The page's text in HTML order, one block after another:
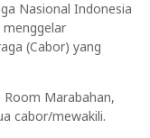
Nasional Indonesia
(Cabor) yang
Room Marabahan,
cabor/mewakili.